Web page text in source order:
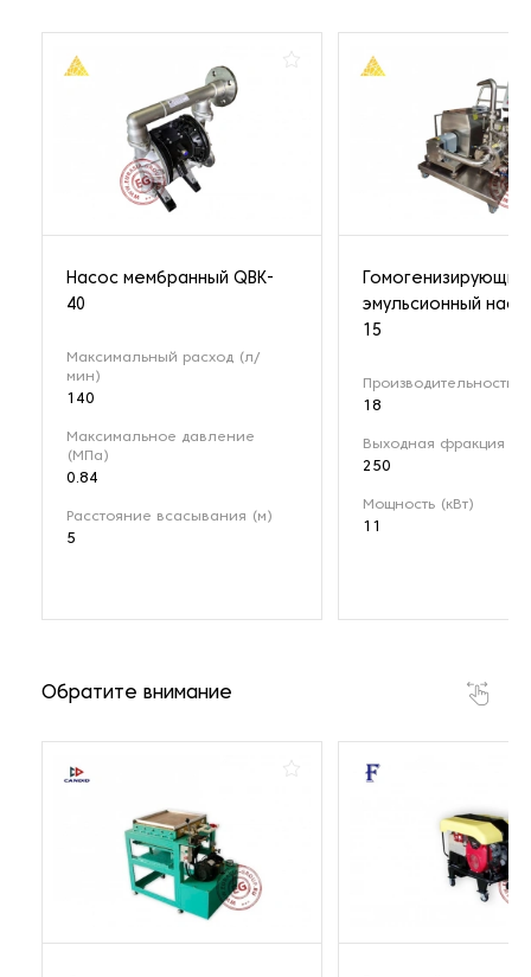
Насос мембранный QBK-
40
Максимальный расход (л/
мин)
140
Максимальное давление
(МПа)
0.84
Расстояние всасывания (м)
5
Гомогенизирующий
эмульсионный
15
Производительность
18
Выходная фракция
250
Мощность (кВт)
11
Обратите внимание